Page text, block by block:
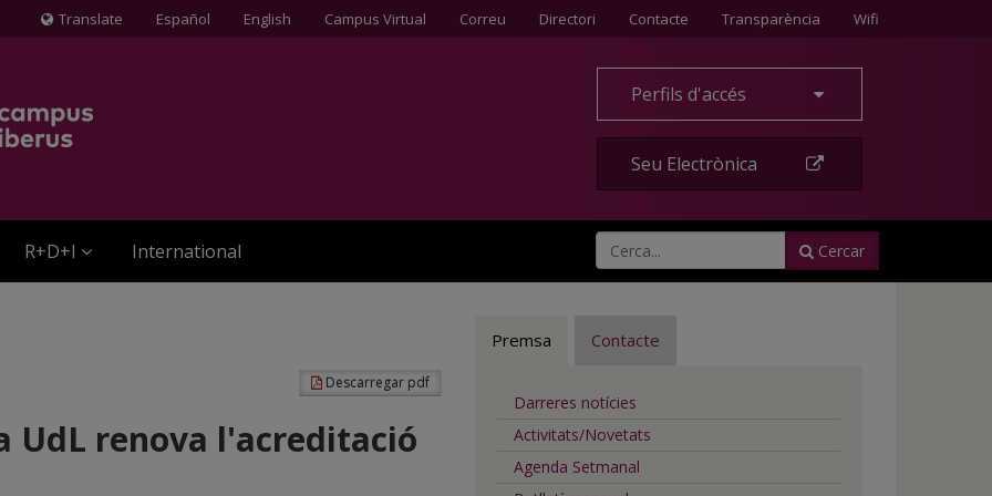
Icona
Translate Español English Campus Virtual Correu Directori Contacte
Contacte Transparència Wifi
Perfils d'accés
Seu Electrònica
R+D+I International Cercar
Descarregar pdf
UdL renova l'acreditació
Premsa Contacte
Darreres notícies
Activitats/Novetats
Agenda Setmanal